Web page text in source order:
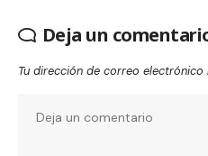
Deja un
Tu dirección de correo electrónico